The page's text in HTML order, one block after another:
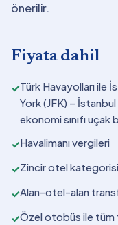
önerilir.
Fiyata dahil
✓Türk Havayolları ile
York (JFK) –
ekonomi sınıfı uçak
✓Havalimanı vergileri
✓Zincir otel
✓Alan-otel-alan
✓Özel otobüs ile tüm